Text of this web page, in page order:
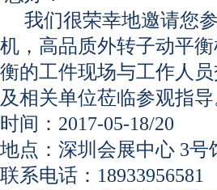
我们很荣幸地邀请您
机，高品质外转子动平
衡的工件现场与工作人
及相关单位莅临参观指导
时间：2017-05-18/20
地点：深圳会展中心 3号
联系电话：18933956581